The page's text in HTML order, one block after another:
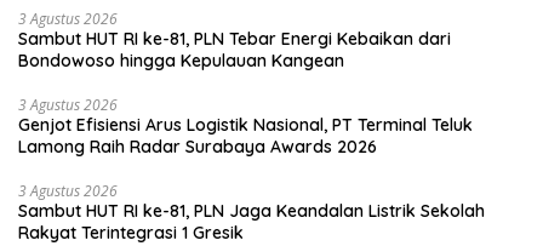
3 Agustus 2026
Sambut HUT RI ke-81, PLN Tebar Energi Kebaikan dari
Bondowoso hingga Kepulauan Kangean
3 Agustus 2026
Genjot Efisiensi Arus Logistik Nasional, PT Terminal Teluk
Lamong Raih Radar Surabaya Awards 2026
3 Agustus 2026
Sambut HUT RI ke-81, PLN Jaga Keandalan Listrik Sekolah
Rakyat Terintegrasi 1 Gresik